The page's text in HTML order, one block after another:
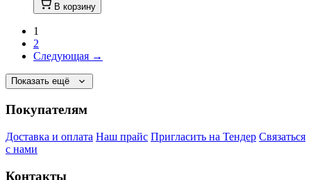
В корзину
1
2
Следующая →
Показать ещё
Покупателям
Доставка и оплата Наш прайс Пригласить на Тендер Связаться
с нами
Контакты